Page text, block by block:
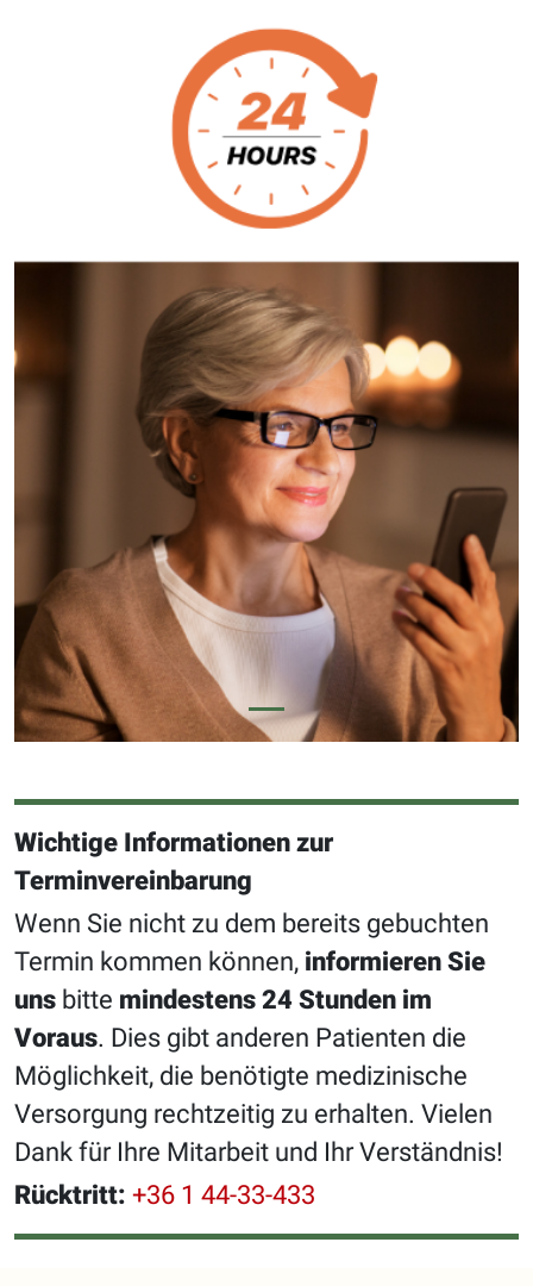
Wichtige Informationen zur
Terminvereinbarung
Wenn Sie nicht zu dem bereits gebuchten
Termin kommen können, informieren Sie
uns bitte mindestens 24 Stunden im
Voraus. Dies gibt anderen Patienten die
Möglichkeit, die benötigte medizinische
Versorgung rechtzeitig zu erhalten. Vielen
Dank für Ihre Mitarbeit und Ihr Verständnis!
Rücktritt: +36 1 44-33-433